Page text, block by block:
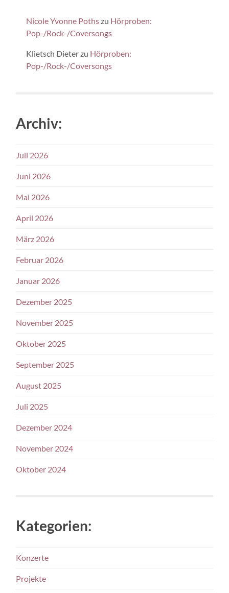
Nicole Yvonne Pothszu Hörproben:
Pop-/Rock-/Coversongs
Klietsch Dieterzu Hörproben:
Pop-/Rock-/Coversongs
Archiv:
Juli 2026
Juni 2026
Mai 2026
April 2026
März 2026
Februar 2026
Januar 2026
Dezember 2025
November 2025
Oktober 2025
September 2025
August 2025
Juli 2025
Dezember 2024
November 2024
Oktober 2024
Kategorien:
Konzerte
Projekte